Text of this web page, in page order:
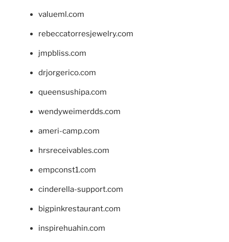
valueml.com
rebeccatorresjewelry.com
jmpbliss.com
drjorgerico.com
queensushipa.com
wendyweimerdds.com
ameri-camp.com
hrsreceivables.com
empconst1.com
cinderella-support.com
bigpinkrestaurant.com
inspirehuahin.com